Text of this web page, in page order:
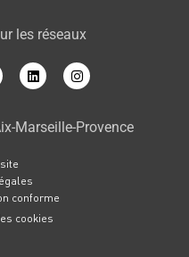
les réseaux
Marseille-Provence
conforme
cookies